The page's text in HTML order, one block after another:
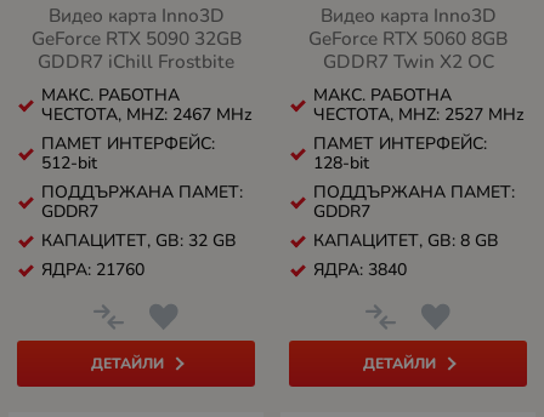
Видео карта Inno3D
GeForce RTX 5090 32GB
GDDR7 iChill Frostbite
МАКС. РАБОТНА
ЧЕСТОТА, MHZ: 2467 MHz
ПАМЕТ ИНТЕРФЕЙС:
512-bit
ПОДДЪРЖАНА ПАМЕТ:
GDDR7
КАПАЦИТЕТ, GB: 32 GB
ЯДРА: 21760
ДЕТАЙЛИ
Видео карта Inno3D
GeForce RTX 5060 8GB
GDDR7 Twin X2 OC
МАКС. РАБОТНА
ЧЕСТОТА, MHZ: 2527 MHz
ПАМЕТ ИНТЕРФЕЙС:
128-bit
ПОДДЪРЖАНА ПАМЕТ:
GDDR7
КАПАЦИТЕТ, GB: 8 GB
ЯДРА: 3840
ДЕТАЙЛИ